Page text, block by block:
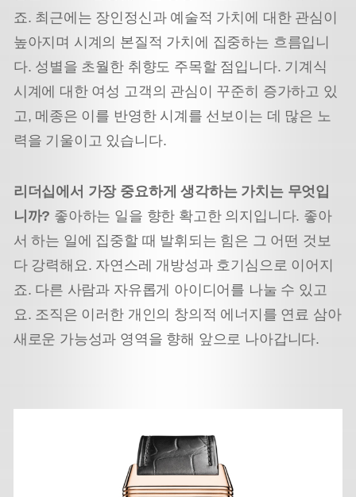
죠. 최근에는 장인정신과 예술적 가치에 대한 관심이
높아지며 시계의 본질적 가치에 집중하는 흐름입니
다. 성별을 초월한 취향도 주목할 점입니다. 기계식
시계에 대한 여성 고객의 관심이 꾸준히 증가하고 있
고, 메종은 이를 반영한 시계를 선보이는 데 많은 노
력을 기울이고 있습니다.
리더십에서 가장 중요하게 생각하는 가치는 무엇입
니까? 좋아하는 일을 향한 확고한 의지입니다. 좋아
서 하는 일에 집중할 때 발휘되는 힘은 그 어떤 것보
다 강력해요. 자연스레 개방성과 호기심으로 이어지
죠. 다른 사람과 자유롭게 아이디어를 나눌 수 있고
요. 조직은 이러한 개인의 창의적 에너지를 연료 삼아
새로운 가능성과 영역을 향해 앞으로 나아갑니다.